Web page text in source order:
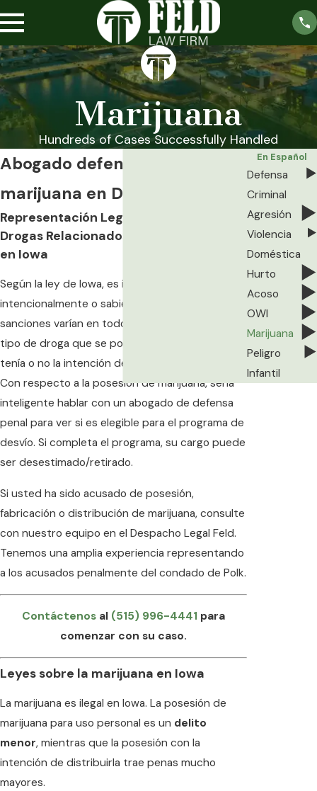
Marijuana
Hundreds of Cases Successfully Handled
Abogado defensor de
marijuana en Des Moines
Representación Legal para Delitos de
Drogas Relacionados con la Marijuana
en Iowa
Según la ley de Iowa, es ilegal poseer marijuana
intencionalmente o sabiéndolo. Las multas y
sanciones varían en todos los ámbitos según el
tipo de droga que se posea y si una persona
tenía o no la intención de distribuir las drogas.
Con respecto a la posesión de marijuana, sería
inteligente hablar con un abogado de defensa
penal para ver si es elegible para el programa de
desvío. Si completa el programa, su cargo puede
ser desestimado/retirado.
Si usted ha sido acusado de posesión,
fabricación o distribución de marijuana, consulte
con nuestro equipo en el Despacho Legal Feld.
Tenemos una amplia experiencia representando
a los acusados penalmente del condado de Polk.
Contáctenosal(515) 996-4441para
comenzar con su caso.
Leyes sobre la marijuana en Iowa
La marijuana es ilegal en Iowa. La posesión de
marijuana para uso personal es un delito
menor, mientras que la posesión con la
intención de distribuirla trae penas mucho
mayores.
En Español
Defensa
Criminal
Agresión
Violencia
Doméstica
Hurto
Acoso
OWI
Marijuana
Peligro
Infantil